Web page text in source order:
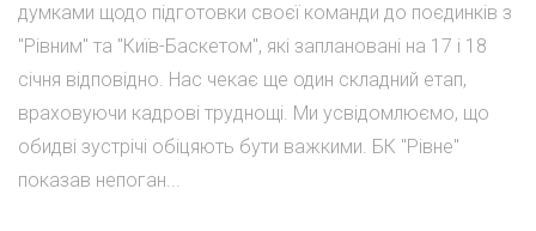
думками щодо підготовки своєї команди до поєдинків з
"Рівним" та "Київ-Баскетом", які заплановані на 17 і 18
січня відповідно. Нас чекає ще один складний етап,
враховуючи кадрові труднощі. Ми усвідомлюємо, що
обидві зустрічі обіцяють бути важкими. БК "Рівне"
показав непоган...